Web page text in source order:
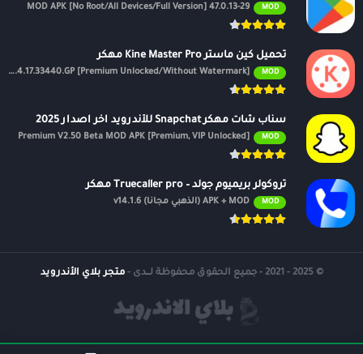
MOD
47.0.13-29 MOD APK [No Root/All Devices/Full Version]
تحميل كين ماستر Kine Master Pro مهكر
MOD
APK v7.4.17.33440.GP [Premium Unlocked/Without Watermark]
سناب شات مهكر Snapchat للأندرويد اخر اصدار 2025
MOD
Premium V2.50 Beta MOD APK [Premium, VIP Unlocked]
تروكولر بريميوم جولد – Truecaller pro مهكر
MOD APK + MOD (الذهبي مجانًا) v14.1.6
© 2025 - 2021 - جميع الحقوق محفوظة لــدى - متجر بلاي الأندرويد